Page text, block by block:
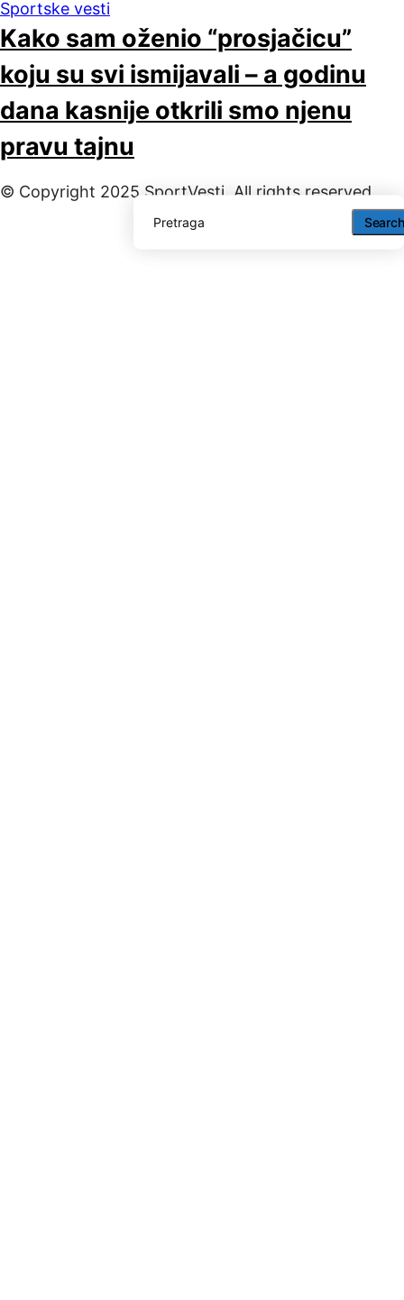
Search
Search
Sportske vesti
Kako sam oženio “prosjačicu”
koju su svi ismijavali – a godinu
dana kasnije otkrili smo njenu
pravu tajnu
© Copyright 2025 SportVesti. All rights reserved